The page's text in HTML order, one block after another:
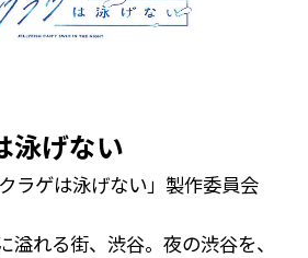
泳げない
ラゲは泳げない」製作委員会
溢れる街、渋谷。夜の渋谷を、